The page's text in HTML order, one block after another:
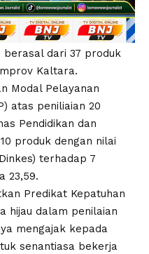
dari 37 produk
Kaltara.
Modal Pelayanan
atas peniliaian 20
Pendidikan dan
produk dengan nilai
terhadap 7
23,59.
Predikat Kepatuhan
hijau dalam penilaian
mengajak kepada
senantiasa bekerja